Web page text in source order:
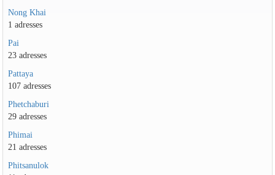
Nong Khai
1 adresses
Pai
23 adresses
Pattaya
107 adresses
Phetchaburi
29 adresses
Phimai
21 adresses
Phitsanulok